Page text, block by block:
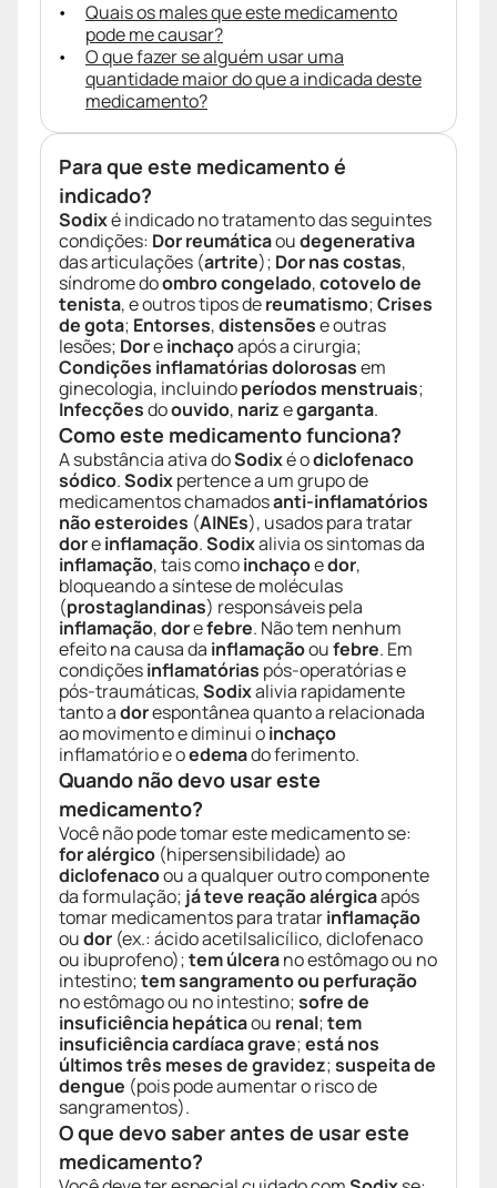
Quais os males que este medicamento
pode me causar?
O que fazer se alguém usar uma
quantidade maior do que a indicada deste
medicamento?
Para que este medicamento é
indicado?
Sodixé indicado no tratamento das seguintes
condições: Dor reumáticaoudegenerativa
das articulações (artrite); Dor nas costas,
síndrome doombro congelado,cotovelo de
tenista, e outros tipos dereumatismo;Crises
de gota; Entorses,distensõese outras
lesões; Doreinchaçoapós a cirurgia;
Condições inflamatórias dolorosasem
ginecologia, incluindoperíodos menstruais;
Infecçõesdoouvido, narizegarganta.
Como este medicamento funciona?
A substância ativa doSodixé odiclofenaco
sódico.Sodixpertence a um grupo de
medicamentos chamadosanti-inflamatórios
não esteroides (AINEs), usados para tratar
doreinflamação.Sodixalivia os sintomas da
inflamação, tais comoinchaçoedor,
bloqueando a síntese de moléculas
(prostaglandinas) responsáveis pela
inflamação,dorefebre. Não tem nenhum
efeito na causa da inflamaçãooufebre. Em
condiçõesinflamatórias pós-operatórias e
pós-traumáticas,Sodixalivia rapidamente
tanto adorespontânea quanto a relacionada
ao movimento e diminui oinchaço
inflamatório e oedemado ferimento.
Quando não devo usar este
medicamento?
Você não pode tomar este medicamento se:
for alérgico (hipersensibilidade) ao
diclofenacoou a qualquer outro componente
da formulação; já teve reação alérgicaapós
tomar medicamentos para tratarinflamação
oudor (ex.: ácido acetilsalicílico, diclofenaco
ou ibuprofeno);tem úlcerano estômago ou no
intestino;tem sangramento ou perfuração
no estômago ou no intestino;sofre de
insuficiência hepáticaou renal;tem
insuficiência cardíaca grave;está nos
últimos três meses de gravidez;suspeita de
dengue (pois pode aumentar o risco de
sangramentos).
O que devo saber antes de usar este
medicamento?